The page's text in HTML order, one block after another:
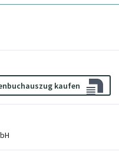
kaufen